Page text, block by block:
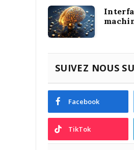
SUIVEZ NOUS
Facebook
TikTok